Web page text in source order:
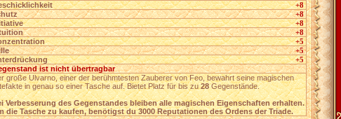
+8
+8
+8
+8
+5
+5
+5
ist nicht übertragbar
große Ulvarno, einer der berühmtesten Zauberer von Feo, bewahrt seine magischen
in genau so einer Tasche auf. Bietet Platz für bis zu28Gegenstände.
Verbesserung des Gegenstandes bleiben alle magischen Eigenschaften erhalten.
die Tasche zu kaufen, benötigst du 3000 Reputationen des Ordens der Triade.